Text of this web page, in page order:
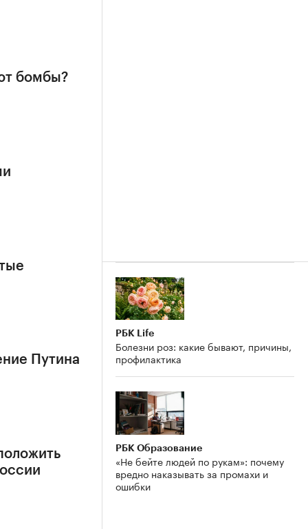
бомбы?
Путина
РБК Life
Болезни роз: какие бывают, причины,
профилактика
РБК Образование
«Не бейте людей по рукам»: почему
вредно наказывать за промахи и
ошибки